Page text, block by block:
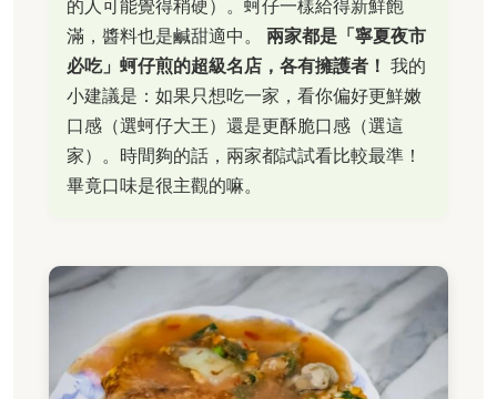
的人可能覺得稍硬）。蚵仔一樣給得新鮮飽
滿，醬料也是鹹甜適中。 兩家都是「寧夏夜市
必吃」蚵仔煎的超級名店，各有擁護者！ 我的
小建議是：如果只想吃一家，看你偏好更鮮嫩
口感（選蚵仔大王）還是更酥脆口感（選這
家）。時間夠的話，兩家都試試看比較最準！
畢竟口味是很主觀的嘛。